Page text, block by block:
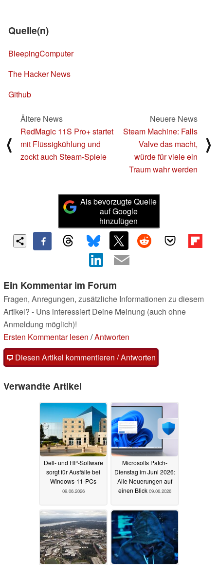
Quelle(n)
BleepingComputer
The Hacker News
Github
⟨
Ältere News
RedMagic 11S Pro+ startet
mit Flüssigkühlung und
zockt auch Steam-Spiele
Neuere News
Steam Machine: Falls
Valve das macht,
würde für viele ein
Traum wahr werden
⟩
Als bevorzugte Quelle
auf Google
hinzufügen
Ein Kommentar im Forum
Fragen, Anregungen, zusätzliche Informationen zu diesem
Artikel? - Uns interessiert Deine Meinung (auch ohne
Anmeldung möglich)!
Ersten Kommentar lesen /Antworten
Diesen Artikel kommentieren / Antworten
Verwandte Artikel
Dell- und HP-Software
sorgt für Ausfälle bei
Windows-11-PCs
09.06.2026
Microsofts Patch-
Dienstag im Juni 2026:
Alle Neuerungen auf
einen Blick 09.06.2026